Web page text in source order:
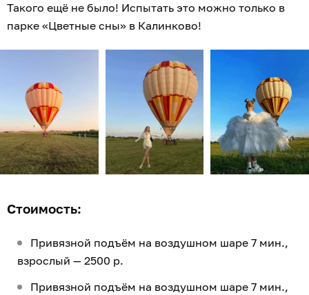
Такого ещё не было! Испытать это можно только в
парке «Цветные сны» в Калинково!
Стоимость:
Привязной подъём на воздушном шаре 7 мин.,
взрослый — 2500 р.
Привязной подъём на воздушном шаре 7 мин.,